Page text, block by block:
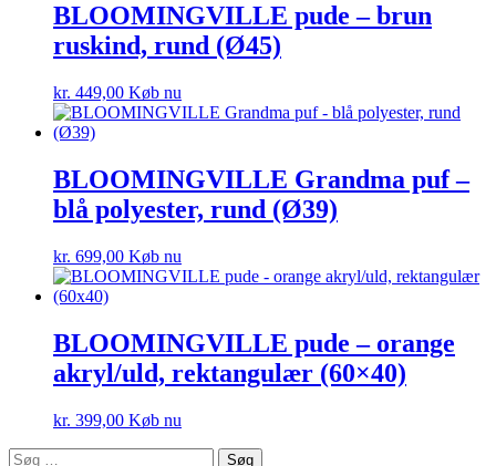
BLOOMINGVILLE pude – brun
ruskind, rund (Ø45)
kr. 449,00 Køb nu
BLOOMINGVILLE Grandma puf –
blå polyester, rund (Ø39)
kr. 699,00 Køb nu
BLOOMINGVILLE pude – orange
akryl/uld, rektangulær (60×40)
kr. 399,00 Køb nu
Søg